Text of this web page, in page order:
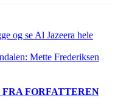
og se Al Jazeera hele
Mette Frederiksen
FORFATTEREN